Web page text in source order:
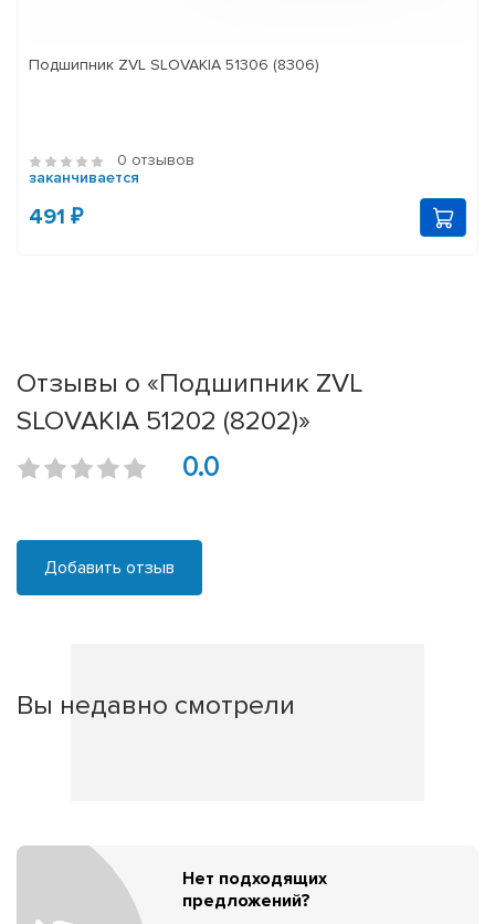
Подшипник ZVL SLOVAKIA 51306 (8306)
0 отзывов
заканчивается
491 ₽
Отзывы о «Подшипник ZVL
SLOVAKIA 51202 (8202)»
0.0
Добавить отзыв
Вы недавно смотрели
Нет подходящих
предложений?